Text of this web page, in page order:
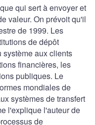
qui sert à envoyer et
valeur. On prévoit qu'il
de 1999. Les
de dépôt
système aux clients
financières, les
publiques. Le
mondiales de
systèmes de transfert
l'explique l'auteur de
de